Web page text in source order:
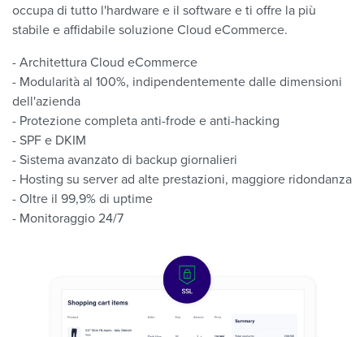
occupa di tutto l'hardware e il software e ti offre la più
stabile e affidabile soluzione Cloud eCommerce.
- Architettura Cloud eCommerce
- Modularità al 100%, indipendentemente dalle dimensioni
dell'azienda
- Protezione completa anti-frode e anti-hacking
- SPF e DKIM
- Sistema avanzato di backup giornalieri
- Hosting su server ad alte prestazioni, maggiore ridondanza
- Oltre il 99,9% di uptime
- Monitoraggio 24/7